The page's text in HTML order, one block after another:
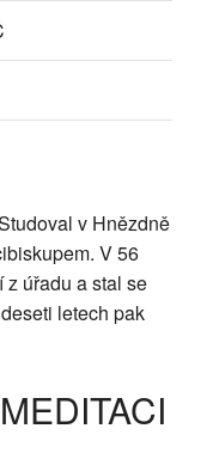
v Hnězdně
V 56
úřadu a stal se
letech pak